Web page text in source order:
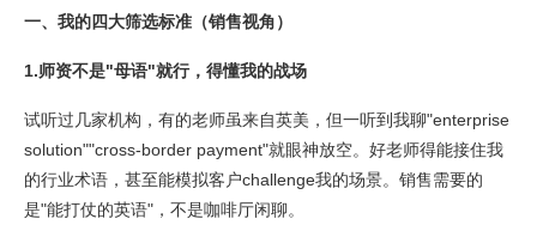
一、我的四大筛选标准（销售视角）
1.师资不是"母语"就行，得懂我的战场
试听过几家机构，有的老师虽来自英美，但一听到我聊"enterprise
solution""cross-border payment"就眼神放空。好老师得能接住我
的行业术语，甚至能模拟客户challenge我的场景。销售需要的
是"能打仗的英语"，不是咖啡厅闲聊。